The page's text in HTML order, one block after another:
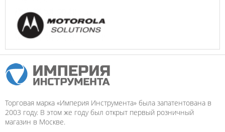
Торговая марка «Империя Инструмента» была запатентована в
2003 году. В этом же году был открыт первый розничный
магазин в Москве.